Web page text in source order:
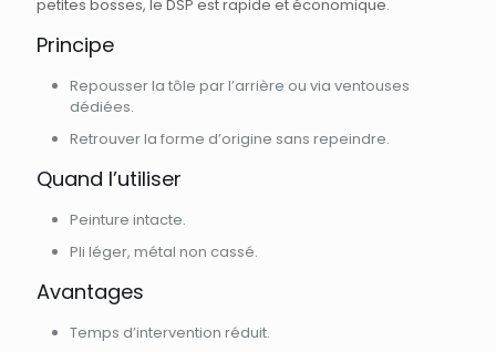
petites bosses, le DSP est rapide et économique.
Principe
Repousser la tôle par l’arrière ou via ventouses
dédiées.
Retrouver la forme d’origine sans repeindre.
Quand l’utiliser
Peinture intacte.
Pli léger, métal non cassé.
Avantages
Temps d’intervention réduit.